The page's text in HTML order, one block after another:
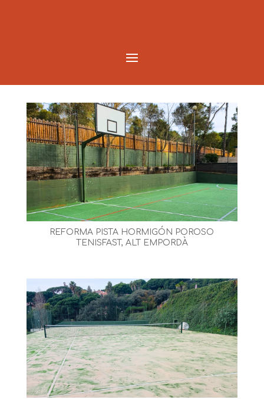
REFORMA PISTA HORMIGÓN POROSO
TENISFAST, ALT EMPORDÀ